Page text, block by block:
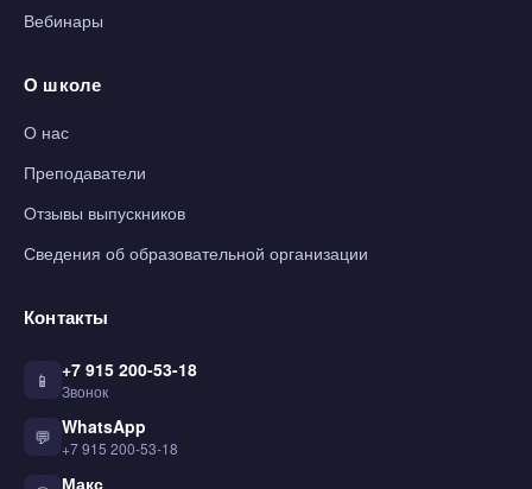
Вебинары
О школе
О нас
Преподаватели
Отзывы выпускников
Сведения об образовательной организации
Контакты
📱 +7 915 200-53-18
Звонок
💬 WhatsApp
+7 915 200-53-18
Макс